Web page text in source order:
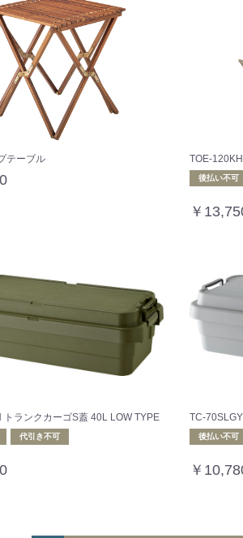
テーブル TOE-
後払い不可
￥
トランクカーゴS蓋 40L LOW TYPE
代引き不可
TC-
後払い不可
￥